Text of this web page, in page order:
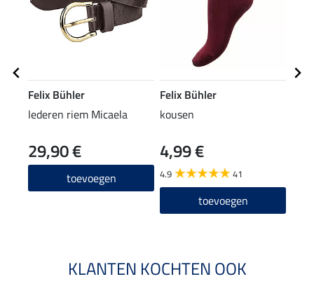
Felix Bühler
lederen riem Micaela
29,90 €
toevoegen
Felix Bühler
kousen
4,99 €
4.9 41
toevoegen
KLANTEN KOCHTEN OOK